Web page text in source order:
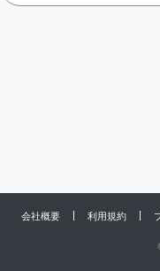
会社概要 利用規約